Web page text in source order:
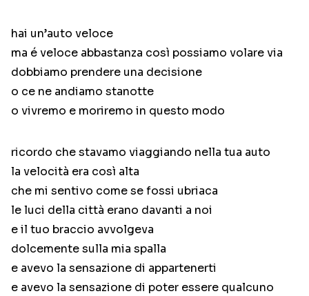
hai un’auto veloce
ma é veloce abbastanza così possiamo volare via
dobbiamo prendere una decisione
o ce ne andiamo stanotte
o vivremo e moriremo in questo modo
ricordo che stavamo viaggiando nella tua auto
la velocità era così alta
che mi sentivo come se fossi ubriaca
le luci della città erano davanti a noi
e il tuo braccio avvolgeva
dolcemente sulla mia spalla
e avevo la sensazione di appartenerti
e avevo la sensazione di poter essere qualcuno